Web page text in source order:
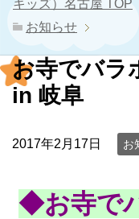
キッズ）名古屋 TOP
お知らせ
お寺でバラ
in 岐阜
2017年2月17日 お
◆お寺で